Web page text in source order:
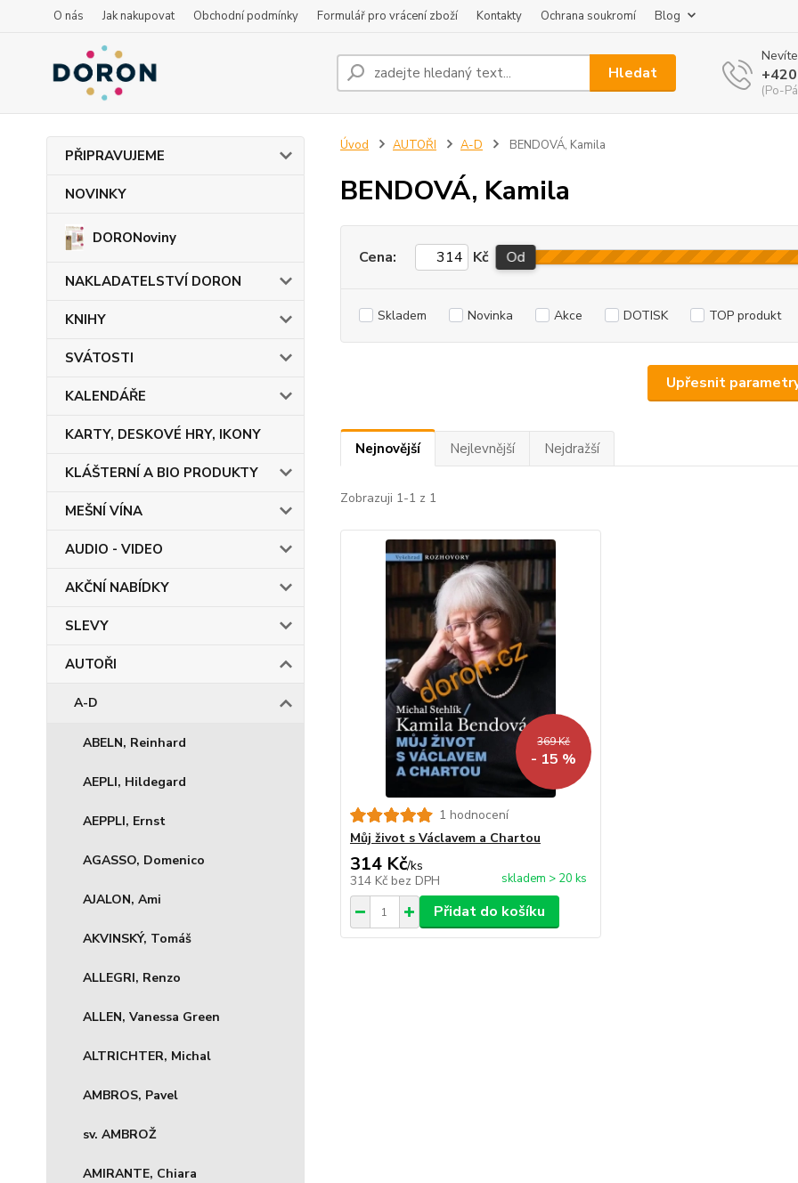
O nás Jak nakupovat Obchodní podmínky Formulář pro vrácení zboží Kontakty Ochrana soukromí Blog
Hledat
(Po-
PŘIPRAVUJEME
NOVINKY
DORONoviny
NAKLADATELSTVÍ DORON
KNIHY
SVÁTOSTI
KALENDÁŘE
KARTY, DESKOVÉ HRY, IKONY
KLÁŠTERNÍ A BIO PRODUKTY
MEŠNÍ VÍNA
AUDIO - VIDEO
AKČNÍ NABÍDKY
SLEVY
AUTOŘI
A-D
ABELN, Reinhard
AEPLI, Hildegard
AEPPLI, Ernst
AGASSO, Domenico
AJALON, Ami
AKVINSKÝ, Tomáš
ALLEGRI, Renzo
ALLEN, Vanessa Green
ALTRICHTER, Michal
AMBROS, Pavel
sv. AMBROŽ
AMIRANTE, Chiara
Úvod AUTOŘI A-D BENDOVÁ, Kamila
BENDOVÁ, Kamila
Upřesnit
Cena: Kč Od
Skladem Novinka Akce DOTISK TOP produkt
Nejnovější Nejlevnější Nejdražší
Zobrazuji 1-1 z 1
369 Kč
- 15 %
1 hodnocení
Můj život s Václavem a Chartou
314 Kč/ks
314 Kč bez DPH skladem > 20 ks
Přidat do košíku